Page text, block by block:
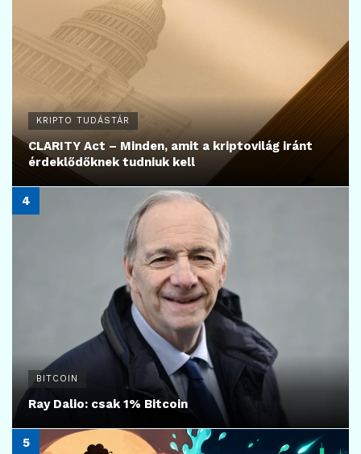
KRIPTO TUDÁSTÁR
CLARITY Act – Minden, amit a kriptovilág iránt
érdeklődőknek tudniuk kell
BITCOIN
Ray Dalio: csak 1% Bitcoin